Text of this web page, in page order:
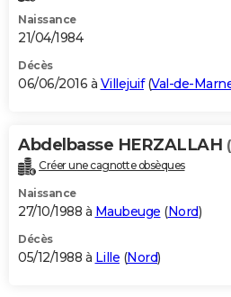
Naissance
21/04/1984
Décès
06/06/2016 à Villejuif(Val-de-
Abdelbasse HERZALLAH
Créer une cagnotte obsèques
Naissance
27/10/1988 à Maubeuge (Nord)
Décès
05/12/1988 à Lille (Nord)